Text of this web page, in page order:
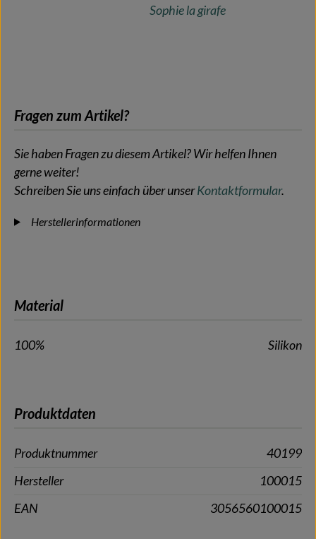
Sophie la girafe
Fragen zum Artikel?
Sie haben Fragen zu diesem Artikel? Wir helfen Ihnen
gerne weiter!
Schreiben Sie uns einfach über unserKontaktformular.
Herstellerinformationen
Material
100% Silikon
Produktdaten
Produktnummer
40199
Hersteller
100015
EAN
3056560100015